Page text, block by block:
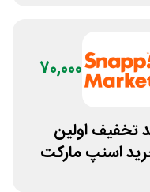
70,000
تخفیف اولین
اسنپ مارکت